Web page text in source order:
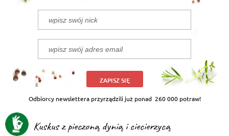
ZAPISZ SIĘ
Odbiorcy newslettera przyrządzili już ponad 260 000 potraw!
Kuskus z pieczoną dynią i ciecierzycą